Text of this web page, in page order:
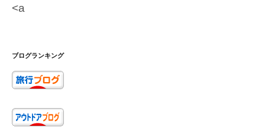
<a
ブログランキング